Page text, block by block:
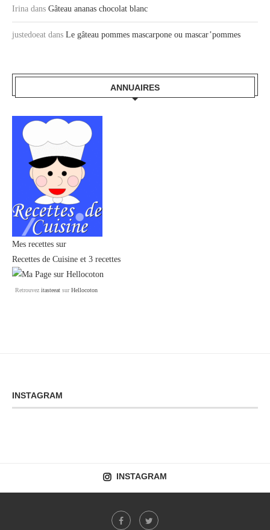
Irina dans Gâteau ananas chocolat blanc
justedoeat dans Le gâteau pommes mascarpone ou mascar’pommes
ANNUAIRES
Mes recettes sur
Recettes de Cuisine et 3 recettes
Retrouvez itasteeat surHellocoton
INSTAGRAM
INSTAGRAM